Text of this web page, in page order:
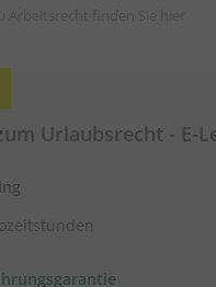
Urlaubsrecht - E-